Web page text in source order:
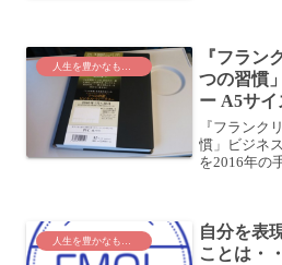
がないなぁ
『フラン
つの習慣
ー A5サイ
に決定
『フランク
慣」ビジネ
を2016年の
人生を豊かなものに
自分を表
ことは・